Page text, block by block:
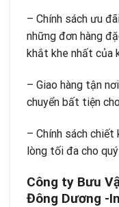
– Chính sách ưu
những đơn hàng
khắt khe nhất của
– Giao hàng tận
chuyển bất tiện
– Chính sách
lòng tối đa cho quý
Công ty Bưu
Đông Dương -